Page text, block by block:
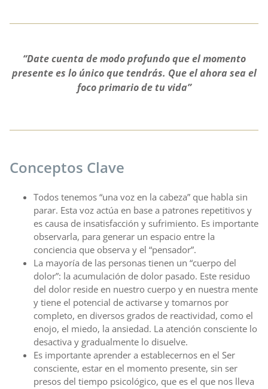
“Date cuenta de modo profundo que el momento
presente es lo único que tendrás. Que el ahora sea el
foco primario de tu vida”
Conceptos Clave
Todos tenemos “una voz en la cabeza” que habla sin
parar. Esta voz actúa en base a patrones repetitivos y
es causa de insatisfacción y sufrimiento. Es importante
observarla, para generar un espacio entre la
conciencia que observa y el “pensador”.
La mayoría de las personas tienen un “cuerpo del
dolor”: la acumulación de dolor pasado. Este residuo
del dolor reside en nuestro cuerpo y en nuestra mente
y tiene el potencial de activarse y tomarnos por
completo, en diversos grados de reactividad, como el
enojo, el miedo, la ansiedad. La atención consciente lo
desactiva y gradualmente lo disuelve.
Es importante aprender a establecernos en el Ser
consciente, estar en el momento presente, sin ser
presos del tiempo psicológico, que es el que nos lleva